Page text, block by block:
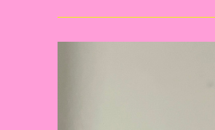
Circo